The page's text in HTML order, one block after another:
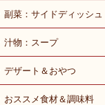
副菜：サイドディッシュ
汁物：スープ
デザート＆おやつ
おススメ食材＆調味料